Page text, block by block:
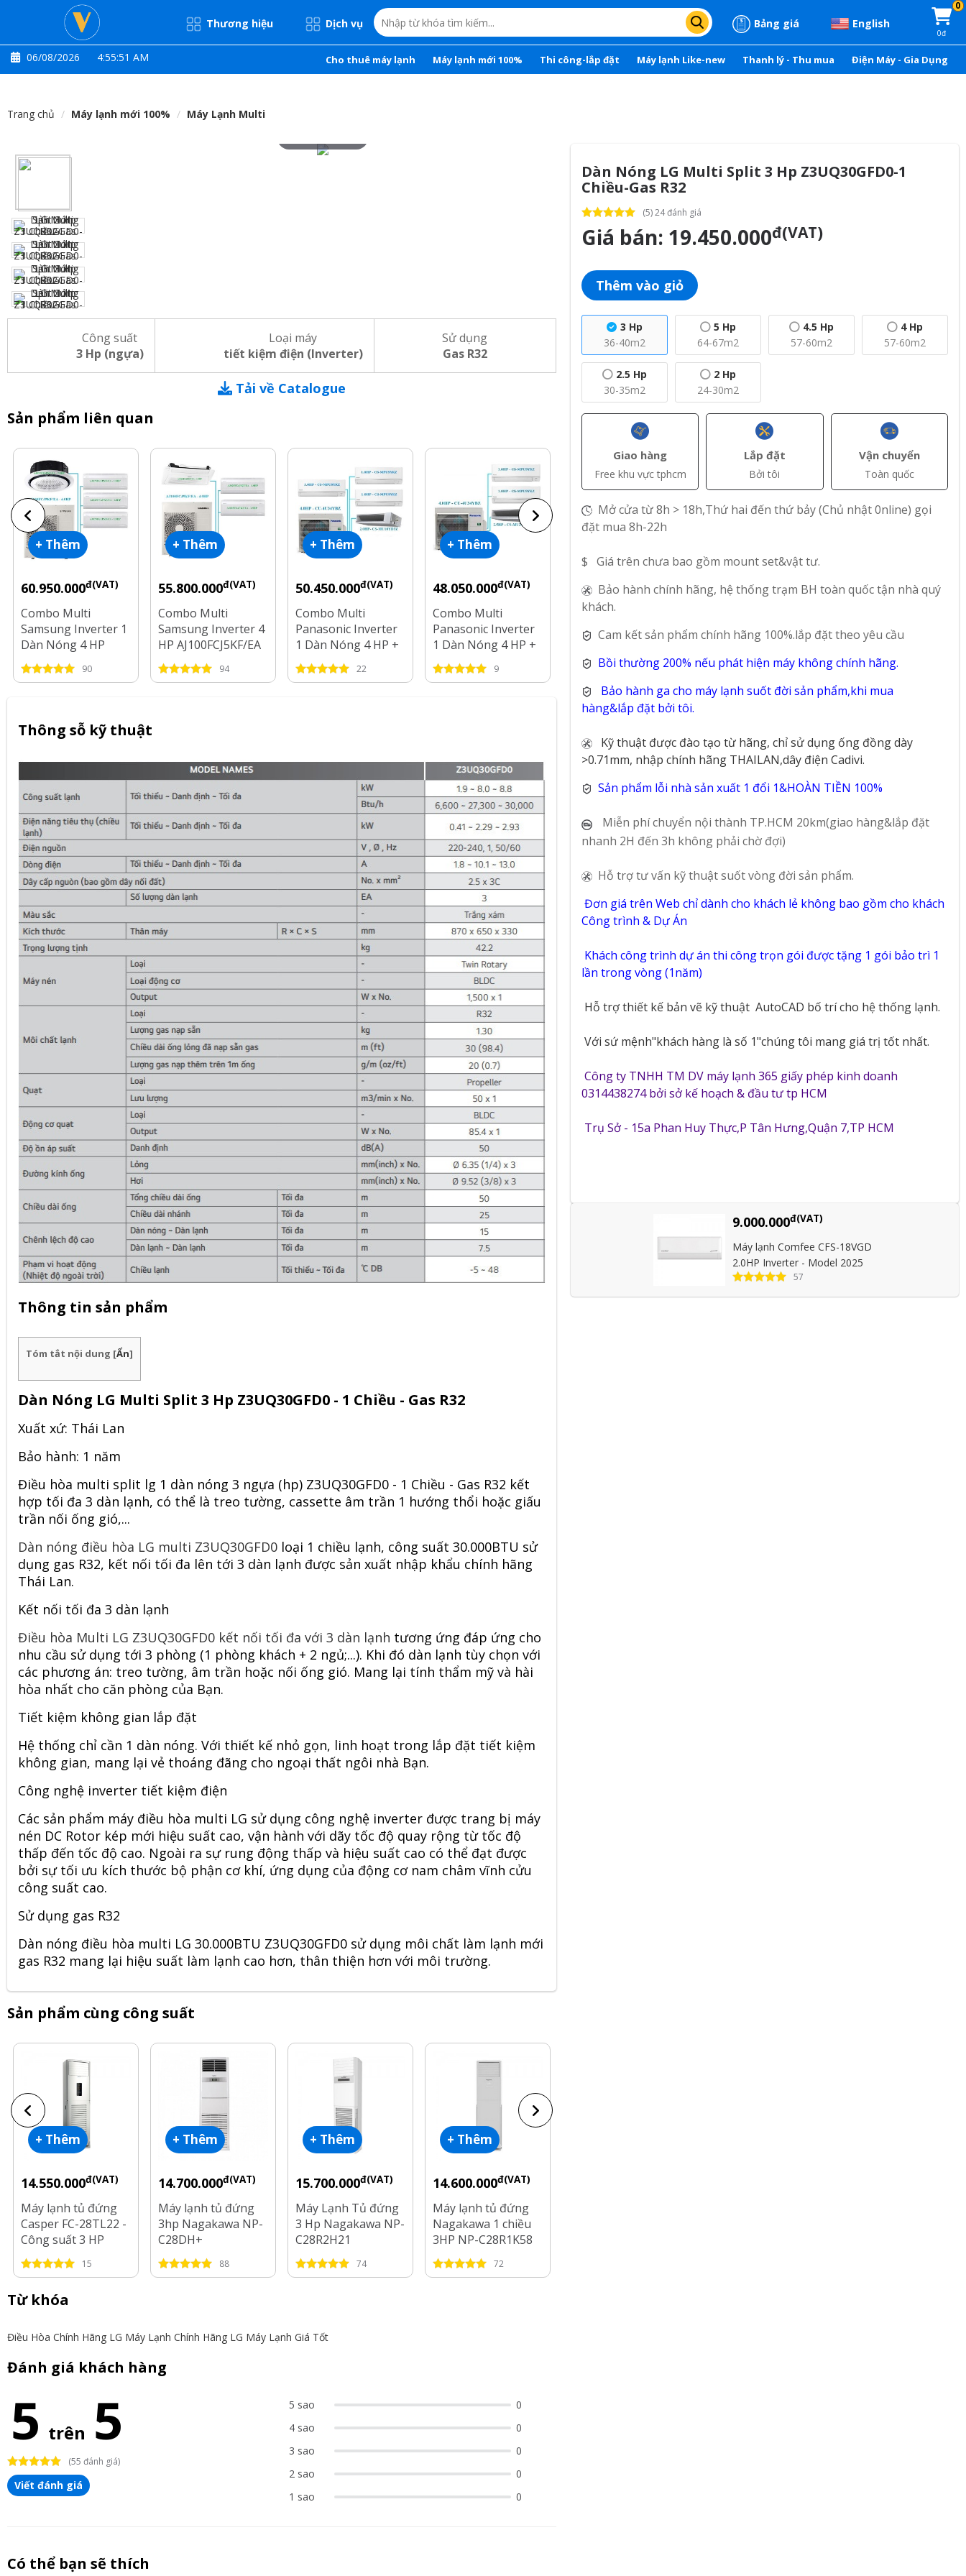
Thương hiệu Dịch vụ Bảng giá English
0
0đ
06/08/2026 4:55:52 AM Cho thuê máy lạnh Máy lạnh mới 100% Thi công-lắp đặt Máy lạnh Like-new Thanh lý - Thu mua Điện Máy - Gia Dụng
Trang chủ Máy lạnh mới 100% Máy Lạnh Multi
Công suất
3 Hp (ngựa)
Loại máy
tiết kiệm điện (Inverter)
Sử dụng
Gas R32
Tải về Catalogue
Sản phẩm liên quan
+ Thêm
60.950.000đ(VAT)
Combo Multi
Samsung Inverter 1
Dàn Nóng 4 HP
AJ100FCJ5KF/EA + 4
Dàn Lạnh 1 HP - 2
90
+ Thêm
55.800.000đ(VAT)
Combo Multi
Samsung Inverter 4
HP AJ100FCJ5KF/EA
+ 3 Dàn Lạnh 1 HP -
1.5 HP - 2.5 HP
94
+ Thêm
50.450.000đ(VAT)
Combo Multi
Panasonic Inverter
1 Dàn Nóng 4 HP +
4 Dàn Lạnh 1 HP - 2
HP
22
+ Thêm
48.050.000đ(VAT)
Combo Multi
Panasonic Inverter
1 Dàn Nóng 4 HP +
3 Dàn Lạnh 1 HP -
2.5 HP
9
60.200.000đ(VAT)
Combo Multi
Samsung Inverter 4
HP AJ100FCJ5KF/EA
+ 3 Dàn Lạnh 1 HP -
34
56.800.000 đ(VAT)
Samsung Inverter 4
HP AJ100FCJ5KF/EA
+ 4 Dàn Lạnh 1 HP -
63
66.150.000đ(VAT)
Panasonic Inverter
4 HP CU-4U34YBZ +
4 Dàn Lạnh Giấu
HP - 1.5 HP
Thông sỗ kỹ thuật
Thông tin sản phẩm
Tóm tắt nội dung [Ẩn]
Dàn Nóng LG Multi Split 3 Hp Z3UQ30GFD0 - 1 Chiều - Gas R32
Xuất xứ: Thái Lan
Bảo hành: 1 năm
Điều hòa multi split lg 1 dàn nóng 3 ngựa (hp) Z3UQ30GFD0 - 1 Chiều - Gas R32 kết
hợp tối đa 3 dàn lạnh, có thể là treo tường, cassette âm trần 1 hướng thổi hoặc giấu
trần nối ống gió,...
Dàn nóng điều hòa LG multi Z3UQ30GFD0 loại 1 chiều lạnh, công suất 30.000BTU sử
dụng gas R32, kết nối tối đa lên tới 3 dàn lạnh được sản xuất nhập khẩu chính hãng
Thái Lan.
Kết nối tối đa 3 dàn lạnh
Điều hòa Multi LG Z3UQ30GFD0 kết nối tối đa với 3 dàn lạnh tương ứng đáp ứng cho
nhu cầu sử dụng tới 3 phòng (1 phòng khách + 2 ngủ;...). Khi đó dàn lạnh tùy chọn với
các phương án: treo tường, âm trần hoặc nối ống gió. Mang lại tính thẩm mỹ và hài
hòa nhất cho căn phòng của Bạn.
Tiết kiệm không gian lắp đặt
Hệ thống chỉ cần 1 dàn nóng. Với thiết kế nhỏ gọn, linh hoạt trong lắp đặt tiết kiệm
không gian, mang lại vẻ thoáng đãng cho ngoại thất ngôi nhà Bạn.
Công nghệ inverter tiết kiệm điện
Các sản phẩm máy điều hòa multi LG sử dụng công nghệ inverter được trang bị máy
nén DC Rotor kép mới hiệu suất cao, vận hành với dãy tốc độ quay rộng từ tốc độ
thấp đến tốc độ cao. Ngoài ra sự rung động thấp và hiệu suất cao có thể đạt được
bởi sự tối ưu kích thước bộ phận cơ khí, ứng dụng của động cơ nam châm vĩnh cửu
công suất cao.
Sử dụng gas R32
Dàn nóng điều hòa multi LG 30.000BTU Z3UQ30GFD0 sử dụng môi chất làm lạnh mới
gas R32 mang lại hiệu suất làm lạnh cao hơn, thân thiện hơn với môi trường.
Sản phẩm cùng công suất
+ Thêm
14.550.000đ(VAT)
Máy lạnh tủ đứng
Casper FC-28TL22 -
Công suất 3 HP
15
+ Thêm
14.700.000đ(VAT)
Máy lạnh tủ đứng
3hp Nagakawa NP-
C28DH+
88
+ Thêm
15.700.000đ(VAT)
Máy Lạnh Tủ đứng
3 Hp Nagakawa NP-
C28R2H21
74
+ Thêm
14.600.000đ(VAT)
Máy lạnh tủ đứng
Nagakawa 1 chiều
3HP NP-C28R1K58
72
Từ khóa
Điều Hòa Chính Hãng LG Máy Lạnh Chính Hãng LG Máy Lạnh Giá Tốt
Đánh giá khách hàng
5 trên 5
(55 đánh giá)
Viết đánh giá
5 sao
0
4 sao
0
3 sao
0
2 sao
0
1 sao
0
Dàn Nóng LG Multi Split 3 Hp Z3UQ30GFD0-1
Chiều-Gas R32
(5) 24 đánh giá
Giá bán: 19.450.000đ(VAT)
Thêm vào giỏ
3 Hp
36-40m2
5 Hp
64-67m2
4.5 Hp
57-60m2
4 Hp
57-60m2
2.5 Hp
30-35m2
2 Hp
24-30m2
Giao hàng
Free khu vực tphcm
Lắp đặt
Bởi tôi
Vận chuyển
Toàn quốc
Mở cửa từ 8h > 18h,Thứ hai đến thứ bảy (Chủ nhật 0nline) gọi
đặt mua 8h-22h
$ Giá trên chưa bao gồm mount set&vật tư.
Bảo hành chính hãng, hệ thống trạm BH toàn quốc tận nhà quý
khách.
Cam kết sản phẩm chính hãng 100%.lắp đặt theo yêu cầu
Bồi thường 200% nếu phát hiện máy không chính hãng.
Bảo hành ga cho máy lạnh suốt đời sản phẩm,khi mua
hàng&lắp đặt bởi tôi.
Kỹ thuật được đào tạo từ hãng, chỉ sử dụng ống đồng dày
>0.71mm, nhập chính hãng THAILAN,dây điện Cadivi.
Sản phẩm lỗi nhà sản xuất 1 đổi 1&HOÀN TIỀN 100%
Miễn phí chuyển nội thành TP.HCM 20km(giao hàng&lắp đặt
nhanh 2H đến 3h không phải chờ đợi)
Hỗ trợ tư vấn kỹ thuật suốt vòng đời sản phẩm.
Đơn giá trên Web chỉ dành cho khách lẻ không bao gồm cho khách
Công trình & Dự Án
Khách công trình dự án thi công trọn gói được tặng 1 gói bảo trì 1
lần trong vòng (1năm)
Hỗ trợ thiết kế bản vẽ kỹ thuật AutoCAD bố trí cho hệ thống lạnh.
Với sứ mệnh"khách hàng là số 1"chúng tôi mang giá trị tốt nhất.
Công ty TNHH TM DV máy lạnh 365 giấy phép kinh doanh
0314438274 bởi sở kế hoạch & đầu tư tp HCM
Trụ Sở - 15a Phan Huy Thực,P Tân Hưng,Quận 7,TP HCM
9.000.000đ(VAT)
Máy lạnh Comfee CFS-18VGD
2.0HP Inverter - Model 2025
57
Có thể bạn sẽ thích